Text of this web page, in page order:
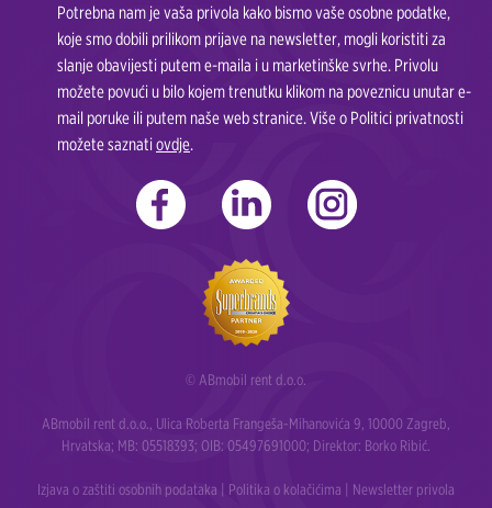
Potrebna nam je vaša privola kako bismo vaše osobne podatke,
koje smo dobili prilikom prijave na newsletter, mogli koristiti za
slanje obavijesti putem e-maila i u marketinške svrhe. Privolu
možete povući u bilo kojem trenutku klikom na poveznicu unutar e-
mail poruke ili putem naše web stranice. Više o Politici privatnosti
možete saznatiovdje.
© ABmobil rent d.o.o.
ABmobil rent d.o.o., Ulica Roberta Frangeša-Mihanovića 9, 10000 Zagreb,
Hrvatska; MB: 05518393; OIB: 05497691000; Direktor: Borko Ribić.
Izjava o zaštiti osobnih podataka Politika o kolačićima Newsletter privola